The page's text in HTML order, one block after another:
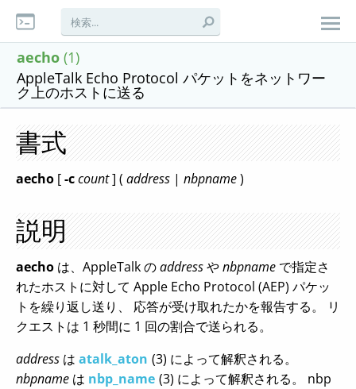
aecho (1)
AppleTalk Echo Protocol パケットをネットワー
ク上のホストに送る
書式
aecho [-ccount] ( address | nbpname)
説明
aecho は、AppleTalk のaddressやnbpname で指定さ
れたホストに対して Apple Echo Protocol (AEP) パケッ
トを繰り返し送り、 応答が受け取れたかを報告する。 リ
クエストは 1 秒間に 1 回の割合で送られる。
address は atalk_aton (3) によって解釈される。
nbpname は nbp_name (3) によって解釈される。 nbp